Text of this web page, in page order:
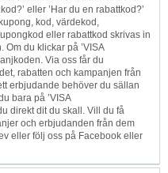
eller ’Har du en rabattkod?’
kod, värdekod,
eller rabattkod skrivas in
du klickar på ’VISA
Via oss får du
rabatten och kampanjen från
erbjudande behöver du sällan
bara på ’VISA
direkt dit du skall. Vill du få
och erbjudanden från dem
eller följ oss på Facebook eller